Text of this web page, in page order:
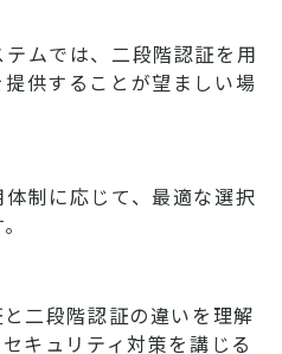
ムでは、二段階認証を用
供することが望ましい場
制に応じて、最適な選択
二段階認証の違いを理解
キュリティ対策を講じる